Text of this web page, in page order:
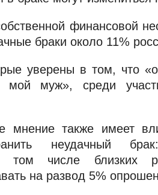
финансовой
браки около 11%
уверены в том, что
муж», среди
мнение также имеет
неудачный
том числе близких
на развод 5%